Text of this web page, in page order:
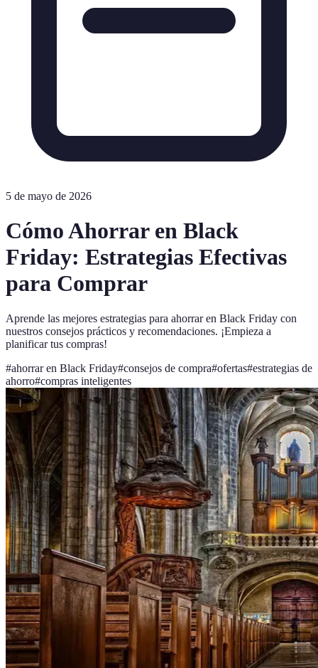
5 de mayo de 2026
Cómo Ahorrar en Black
Friday: Estrategias Efectivas
para Comprar
Aprende las mejores estrategias para ahorrar en Black Friday con
nuestros consejos prácticos y recomendaciones. ¡Empieza a
planificar tus compras!
#ahorrar en Black Friday#consejos de compra#ofertas#estrategias de
ahorro#compras inteligentes